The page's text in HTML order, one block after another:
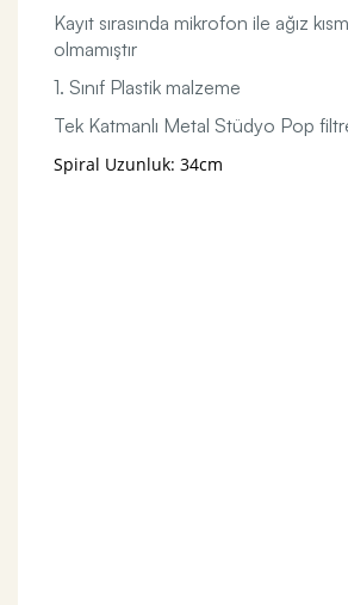
Kayıt sırasında mikrofon ile ağız
olmamıştır
1. Sınıf Plastik malzeme
Tek Katmanlı Metal Stüdyo Pop
Spiral Uzunluk: 34cm